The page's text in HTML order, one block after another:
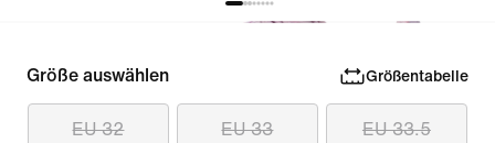
Größe auswählen Größentabelle
EU 32 EU 33 EU 33.5